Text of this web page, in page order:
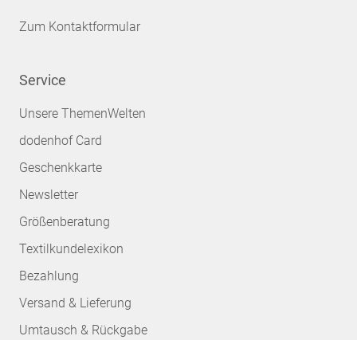
Zum Kontaktformular
Service
Unsere ThemenWelten
dodenhof Card
Geschenkkarte
Newsletter
Größenberatung
Textilkundelexikon
Bezahlung
Versand & Lieferung
Umtausch & Rückgabe